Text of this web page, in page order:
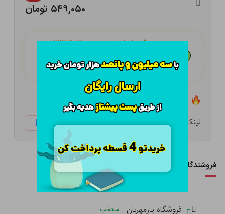
۵۴۹,۰۵۰ تومان
هـر قسط با تــرب‌پــی:۱۳۷,۲۶۳
۴ قسط مــاهـانـه؛ بـدون سـود، چـک و ضـامـن
لینک کوتاه: ketabtala.com/sbp-37215
فروشندگان این کالا
فروشگاه یارمهربان
منتخب